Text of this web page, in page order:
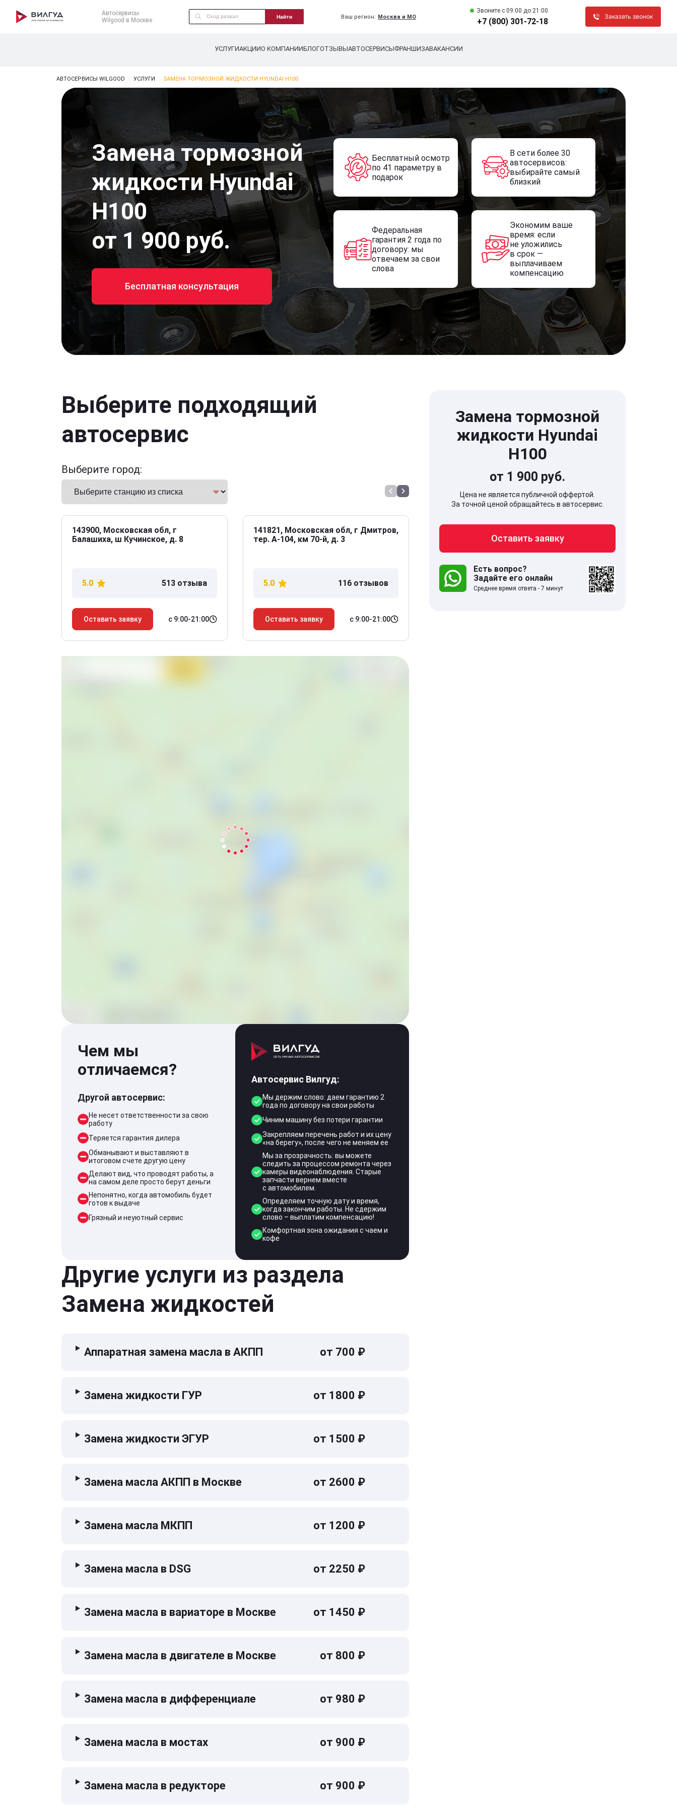
Автосервисы
Wilgood в Москве
Найти Ваш регион: Москва и МО
Звоните c 09:00 до 21:00
+7 (800) 301-72-18
Заказать звонок
УСЛУГИАКЦИИО КОМПАНИИБЛОГОТЗЫВЫАВТОСЕРВИСЫФРАНШИЗАВАКАНСИИ
АВТОСЕРВИСЫ WILGOOD УСЛУГИ ЗАМЕНА ТОРМОЗНОЙ ЖИДКОСТИ HYUNDAI H100
Замена тормозной
жидкости Hyundai
H100
от 1 900 руб.
Бесплатная консультация
Бесплатный осмотр
по 41 параметру в
подарок
В сети более 30
автосервисов:
выбирайте самый
близкий
Федеральная
гарантия 2 года по
договору: мы
отвечаем за свои
слова
Экономим ваше
время: если
не уложились
в срок —
выплачиваем
компенсацию
Выберите подходящий
автосервис
Выберите город:
143900, Московская обл, г
Балашиха, ш Кучинское, д. 8
5.0 513 отзыва
Оставить заявку с 9:00-21:00
141821, Московская обл, г Дмитров,
тер. А-104, км 70-й, д. 3
5.0 116 отзывов
Оставить заявку с 9:00-21:00
141707, Московская обл,
Долгопрудный г, Береговой проезд,
дом 5
5.0 332 отзыва
Чем мы
отличаемся?
Другой автосервис:
Не несет ответственности за свою
работу
Теряется гарантия дилера
Обманывают и выставляют в
итоговом счете другую цену
Делают вид, что проводят работы, а
на самом деле просто берут деньги
Непонятно, когда автомобиль будет
готов к выдаче
Грязный и неуютный сервис
Автосервис Вилгуд:
Мы держим слово: даем гарантию 2
года по договору на свои работы
Чиним машину без потери гарантии
Закрепляем перечень работ и их цену
«на берегу», после чего не меняем ее
Мы за прозрачность: вы можете
следить за процессом ремонта через
камеры видеонаблюдения. Старые
запчасти вернем вместе
с автомобилем.
Определяем точную дату и время,
когда закончим работы. Не сдержим
слово – выплатим компенсацию!
Комфортная зона ожидания с чаем и
кофе
Другие услуги из раздела
Замена жидкостей
Аппаратная замена масла в АКПП от 700 ₽
Замена жидкости ГУР от 1800 ₽
Замена жидкости ЭГУР от 1500 ₽
Замена масла АКПП в Москве от 2600 ₽
Замена масла МКПП от 1200 ₽
Замена масла в DSG от 2250 ₽
Замена масла в вариаторе в Москве от 1450 ₽
Замена масла в двигателе в Москве от 800 ₽
Замена масла в дифференциале от 980 ₽
Замена масла в мостах от 900 ₽
Замена масла в редукторе от 900 ₽
Замена тормозной
жидкости Hyundai
H100
от 1 900 руб.
Цена не является публичной оффертой.
За точной ценой обращайтесь в автосервис.
Оставить заявку
Есть вопрос?
Задайте его онлайн
Среднее время ответа - 7 минут